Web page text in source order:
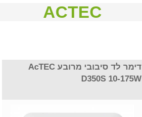
ACTEC
דימר לד סיבובי מרובע AcTEC
D350S 10-175W